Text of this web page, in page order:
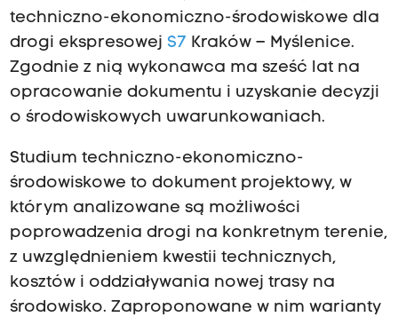
techniczno-ekonomiczno-środowiskowe dla
drogi ekspresowej S7 Kraków – Myślenice.
Zgodnie z nią wykonawca ma sześć lat na
opracowanie dokumentu i uzyskanie decyzji
o środowiskowych uwarunkowaniach.
Studium techniczno-ekonomiczno-
środowiskowe to dokument projektowy, w
którym analizowane są możliwości
poprowadzenia drogi na konkretnym terenie,
z uwzględnieniem kwestii technicznych,
kosztów i oddziaływania nowej trasy na
środowisko. Zaproponowane w nim warianty